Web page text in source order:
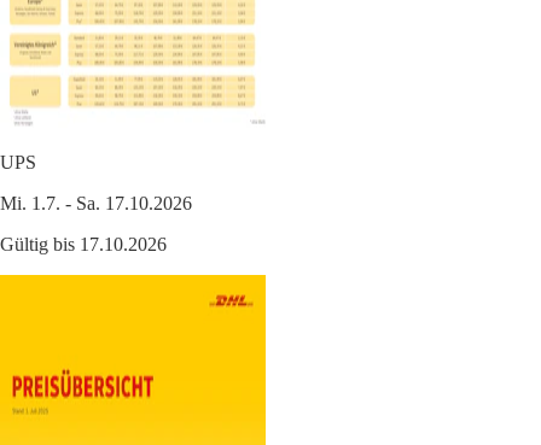
UPS
Mi. 1.7. - Sa. 17.10.2026
Gültig bis 17.10.2026